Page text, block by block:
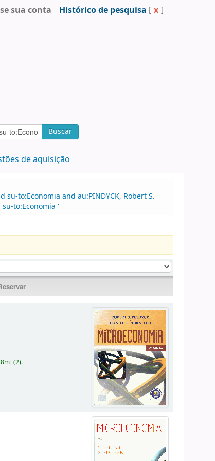
sua conta Histórico de pesquisa [ x ]
Buscar
de aquisição
to:Economia and au:PINDYCK, Robert S.
to:Economia '
](2).